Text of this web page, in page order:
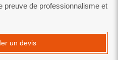
preuve de professionnalisme et
un devis